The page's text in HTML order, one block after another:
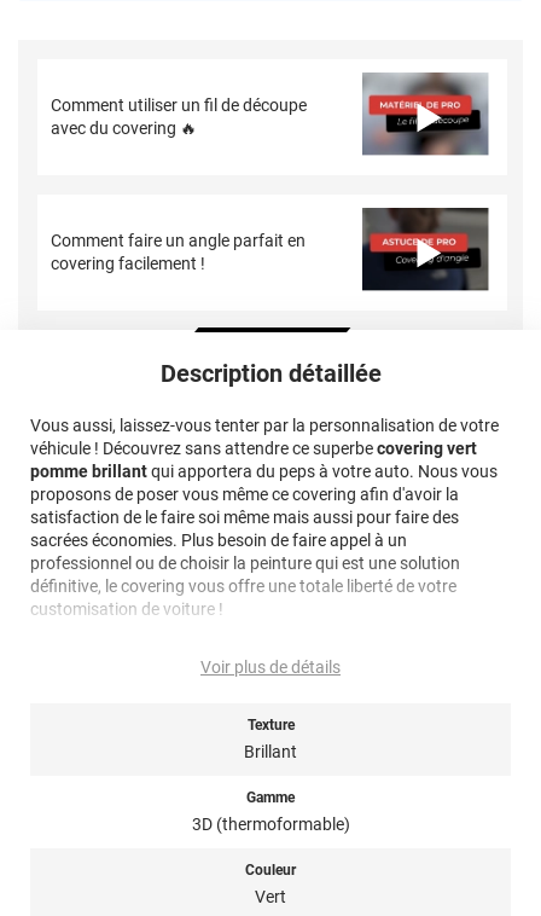
Comment utiliser un fil de découpe
avec du covering 🔥
Comment faire un angle parfait en
covering facilement !
Description détaillée
Vous aussi, laissez-vous tenter par la personnalisation de votre
véhicule ! Découvrez sans attendre ce superbecovering vert
pomme brillantqui apportera du peps à votre auto. Nous vous
proposons de poser vous même ce covering afin d'avoir la
satisfaction de le faire soi même mais aussi pour faire des
sacrées économies. Plus besoin de faire appel à un
professionnel ou de choisir la peinture qui est une solution
définitive, le covering vous offre une totale liberté de votre
customisation de voiture !
Note importante : faire son choix entre un covering 2D ou 3D ?
dire qu’il est thermoformable. Il est donc sensible à la chaleur
(décapeur thermique ou sèche-cheveux), il est conseillé dans la
courbées ! Il est donc privilégié pour un
partiel coveringcomme des rétroviseurs par
Voir plus de détails
Texture
Brillant
Gamme
3D (thermoformable)
Couleur
Vert